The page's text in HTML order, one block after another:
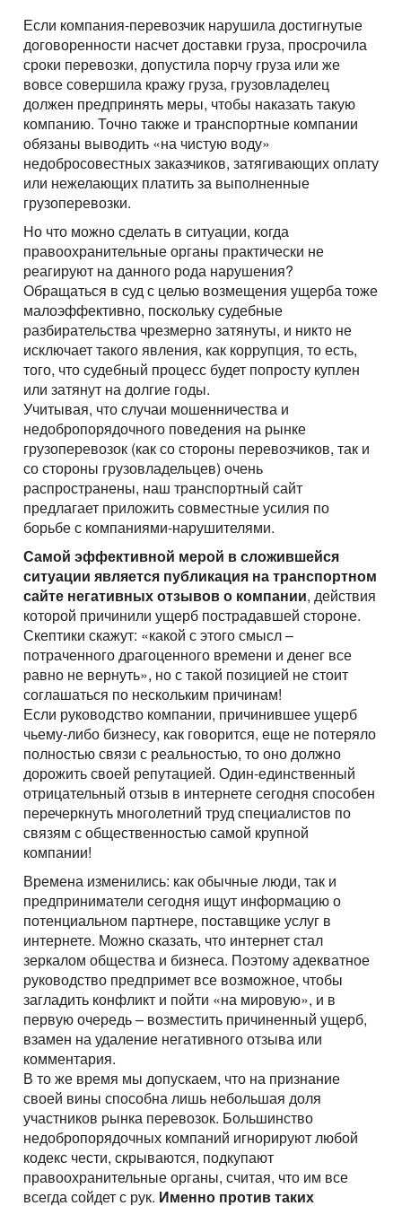
Cargo transportation with awning megatrialer – volume
105 cu
Awning platform Yumbo , volume – 100 cubic meters
Articulated lorry – automobile transporter, for
transporting
Transport for carrying oversize cargo
All-metal semitrailer. Isothermal body, 90 cubes
Container truck – container, 20 foot, 40 foot
Transport for carrying dangerous cargo ADR
Transport for carrying assorted lading, from 200 kg.
Грузовые авиа перевозки
Зерновозы, перевозка зерна
Автоперевозки спецтехники
Размеры контейнеров
Стоимость морских перевозок
Перевозки морем по странам
Перевозим грузы по морю
Типы ж.д. вагонов и контейнеров
Направления Ж.Д. перевозок
Стоимость перевозок ж.д вагонами
Ж.Д. вагоны, галерея
Доставка сборных грузов
Посылки и мелкие грузы
Стоимость перевозки посылок
Доставка посылки из и в Европу
Доставка посылки Страны СНГ
Посылки из Азии, и USA
Транспорт для доставки посылок
Все типы грузов
Авто грузы
Грузы для морских перевозок.
Грузы для Ж.Д. перевозок
Грузы для авиа перевозок
Add a transport
Все типы транспорта
Авто транспорт
Ж.Д. транспорт
Морской транспорт
Авиа транспорт
Если компания-перевозчик нарушила достигнутые
договоренности насчет доставки груза, просрочила
сроки перевозки, допустила порчу груза или же
вовсе совершила кражу груза, грузовладелец
должен предпринять меры, чтобы наказать такую
компанию. Точно также и транспортные компании
обязаны выводить «на чистую воду»
недобросовестных заказчиков, затягивающих оплату
или нежелающих платить за выполненные
грузоперевозки.
Но что можно сделать в ситуации, когда
правоохранительные органы практически не
реагируют на данного рода нарушения?
Обращаться в суд с целью возмещения ущерба тоже
малоэффективно, поскольку судебные
разбирательства чрезмерно затянуты, и никто не
исключает такого явления, как коррупция, то есть,
того, что судебный процесс будет попросту куплен
или затянут на долгие годы.
Учитывая, что случаи мошенничества и
недобропорядочного поведения на рынке
грузоперевозок (как со стороны перевозчиков, так и
со стороны грузовладельцев) очень
распространены, наш транспортный сайт
предлагает приложить совместные усилия по
борьбе с компаниями-нарушителями.
Самой эффективной мерой в сложившейся
ситуации является публикация на транспортном
сайте негативных отзывов о компании, действия
которой причинили ущерб пострадавшей стороне.
Скептики скажут: «какой с этого смысл –
потраченного драгоценного времени и денег все
равно не вернуть», но с такой позицией не стоит
соглашаться по нескольким причинам!
Если руководство компании, причинившее ущерб
чьему-либо бизнесу, как говорится, еще не потеряло
полностью связи с реальностью, то оно должно
дорожить своей репутацией. Один-единственный
отрицательный отзыв в интернете сегодня способен
перечеркнуть многолетний труд специалистов по
связям с общественностью самой крупной
компании!
Времена изменились: как обычные люди, так и
предприниматели сегодня ищут информацию о
потенциальном партнере, поставщике услуг в
интернете. Можно сказать, что интернет стал
зеркалом общества и бизнеса. Поэтому адекватное
руководство предпримет все возможное, чтобы
загладить конфликт и пойти «на мировую», и в
первую очередь – возместить причиненный ущерб,
взамен на удаление негативного отзыва или
комментария.
В то же время мы допускаем, что на признание
своей вины способна лишь небольшая доля
участников рынка перевозок. Большинство
недобропорядочных компаний игнорируют любой
кодекс чести, скрываются, подкупают
правоохранительные органы, считая, что им все
всегда сойдет с рук. Именно против таких
Telephone
E-mail
By submitting an application, you agree to the processing
of personal data.
Contact person
Telephone
E-mail
By submitting an application, you agree to the processing